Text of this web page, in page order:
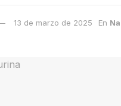
13 de marzo de 2025 En